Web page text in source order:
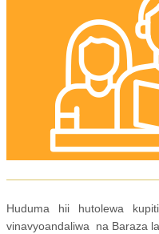
Huduma hii hutolewa
vinavyoandaliwa na Baraza la